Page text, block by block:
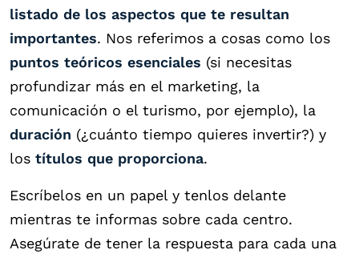
listado de los aspectos que te resultan
importantes. Nos referimos a cosas como los
puntos teóricos esenciales (si necesitas
profundizar más en el marketing, la
comunicación o el turismo, por ejemplo), la
duración (¿cuánto tiempo quieres invertir?) y
los títulos que proporciona.
Escríbelos en un papel y tenlos delante
mientras te informas sobre cada centro.
Asegúrate de tener la respuesta para cada una